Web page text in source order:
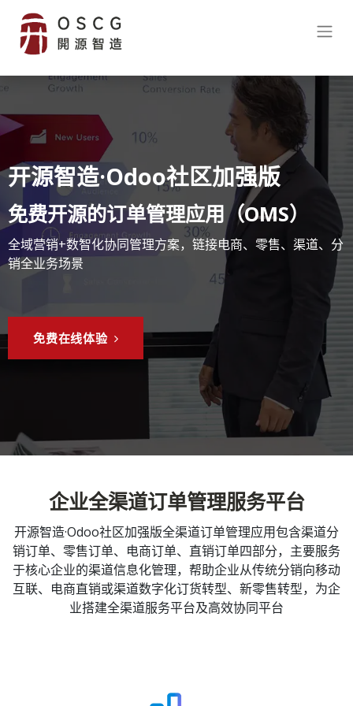
开源智造·Odoo社区加强版
免费开源的订单管理应用（OMS）
全域营销+数智化协同管理方案，链接电商、零售、渠道、分
销全业务场景
免费在线​​体验
企业全渠道订单管理服务平台
开源智造·Odoo社区加强版全渠道订单管理应用包含渠道分
销订单、零售订单、电商订单、直销订单四部分，主要服务
于核心企业的渠道信息化管理，帮助企业从传统分销向移动
互联、电商直销或渠道数字化订货转型、新零售转型，为企
业搭建全渠道服务平台及高效协同平台